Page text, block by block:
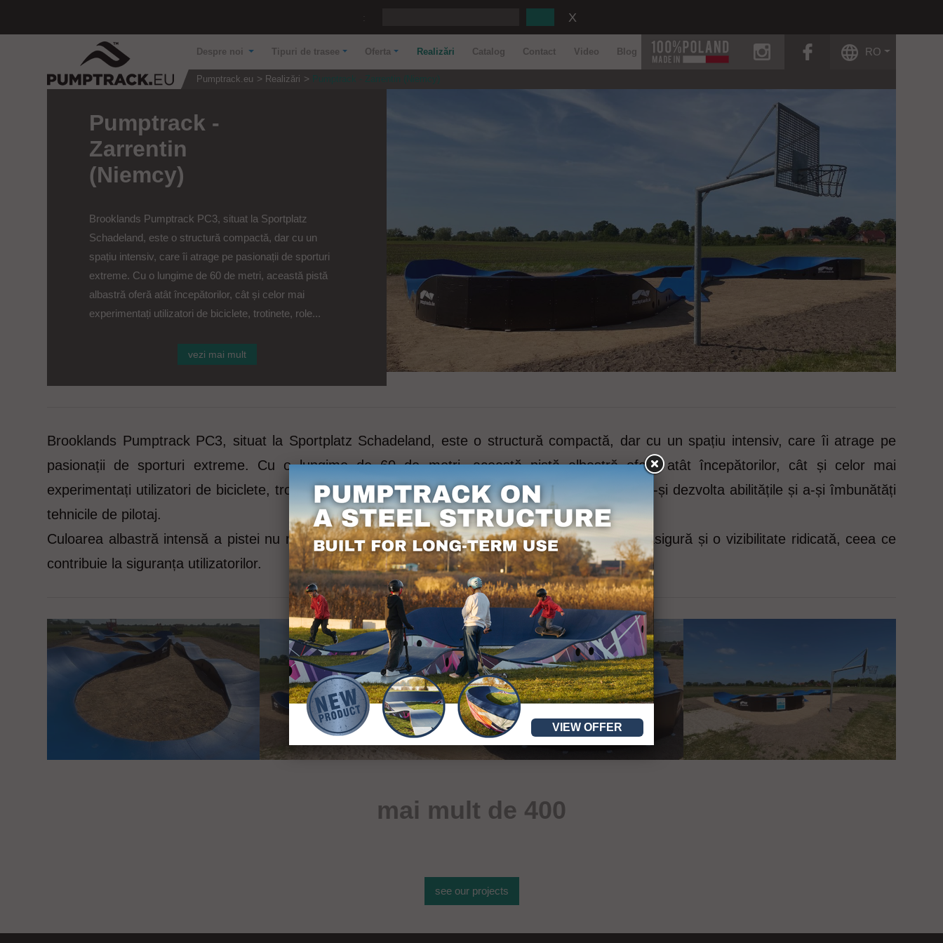
Despre noi Tipuri de trasee Oferta Realizări Catalog Contact Video Blog
instagram
RO
Pumptrack.eu Realizări Pumptrack - Zarrentin (Niemcy)
Pumptrack -
Zarrentin
(Niemcy)
Brooklands Pumptrack PC3, situat la Sportplatz
Schadeland, este o structură compactă, dar cu un
spațiu intensiv, care îi atrage pe pasionații de sporturi
extreme. Cu o lungime de 60 de metri, această pistă
albastră oferă atât începătorilor, cât și celor mai
experimentați utilizatori de biciclete, trotinete, role...
vezi mai mult
Brooklands Pumptrack PC3, situat la Sportplatz Schadeland, este o structură compactă, dar cu un spațiu intensiv, care îi atrage pe
pasionații de sporturi extreme. Cu o lungime de 60 de metri, această pistă albastră oferă atât începătorilor, cât și celor mai
experimentați utilizatori de biciclete, trotinete, role sau skateboard-uri condițiile perfecte pentru a-și dezvolta abilitățile și a-și îmbunătăți
tehnicile de pilotaj.
Culoarea albastră intensă a pistei nu numai că sporește atractivitatea estetică a acesteia, dar asigură și o vizibilitate ridicată, ceea ce
contribuie la siguranța utilizatorilor.
mai mult de 400
see our projects
VIEW OFFER